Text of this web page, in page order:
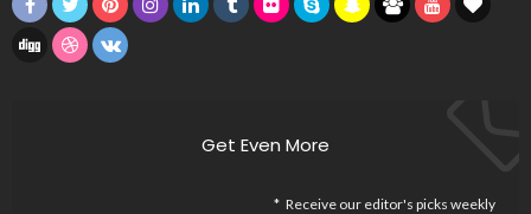
Get Even More
Receive our editor's picks weekly